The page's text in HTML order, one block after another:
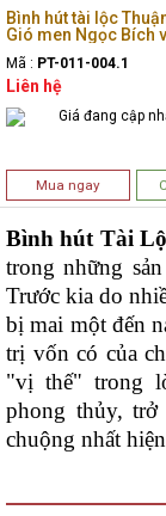
Bình hút tài lộc
Gió men Ngọc Bích
Mã : PT-011-004.1
Liên hệ
Giá đang cập
Mua ngay
Bình hút Tài
trong những
Trước kia do
bị mai một đến
trị vốn có của
"vị thế" trong
phong thủy, trở
chuộng nhất